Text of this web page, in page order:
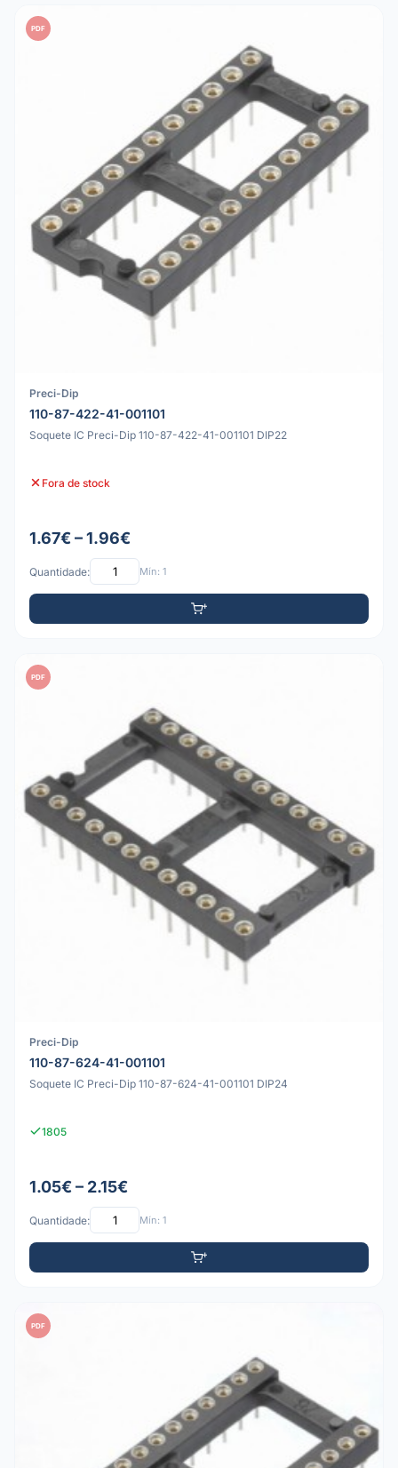
PDF
Preci-Dip
110-87-422-41-001101
Soquete IC Preci-Dip 110-87-422-41-001101 DIP22
Fora de stock
1.67€ – 1.96€
Quantidade: Mín: 1
PDF
Preci-Dip
110-87-624-41-001101
Soquete IC Preci-Dip 110-87-624-41-001101 DIP24
1805
1.05€ – 2.15€
Quantidade: Mín: 1
PDF